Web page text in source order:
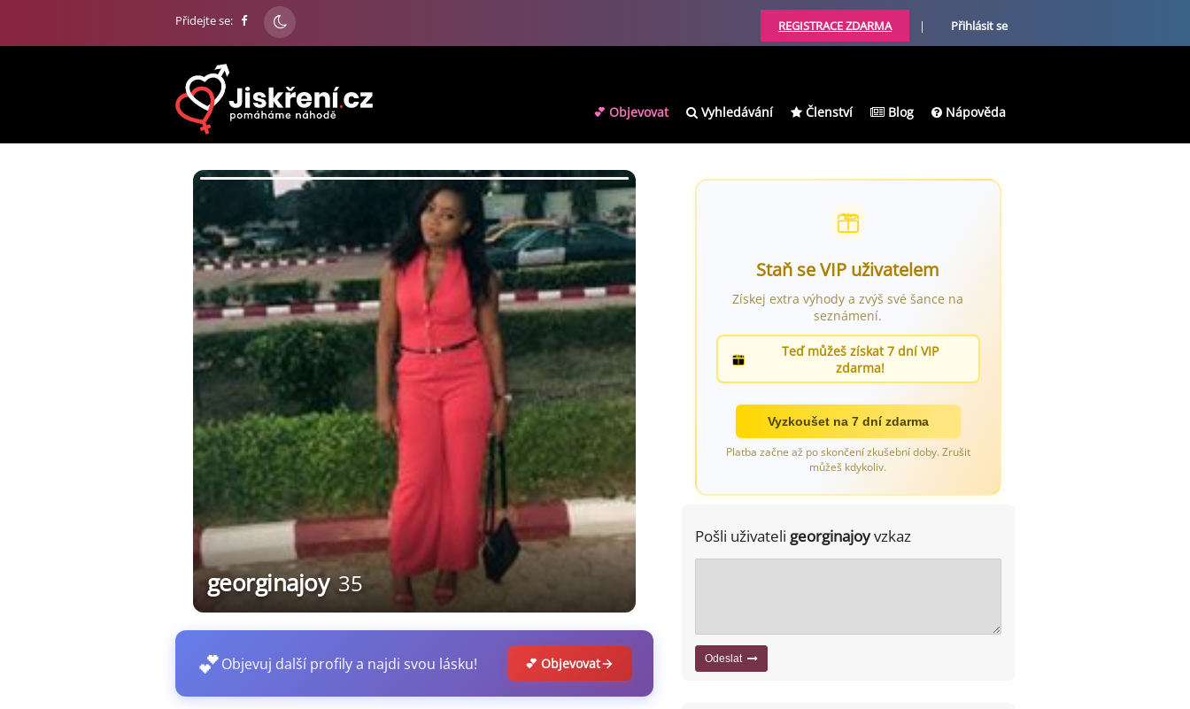
Přidejte se: REGISTRACE ZDARMA | Přihlásit se
💕 Objevovat Vyhledávání Členství Blog Nápověda
georginajoy 35
💕Objevuj další profily a najdi svou lásku! 💕 Objevovat
Staň se VIP uživatelem
Získej extra výhody a zvýš své šance na
seznámení.
Teď můžeš získat 7 dní VIP
zdarma!
Vyzkoušet na 7 dní zdarma
Platba začne až po skončení zkušební doby. Zrušit
můžeš kdykoliv.
Pošli uživateli georginajoyvzkaz
Odeslat